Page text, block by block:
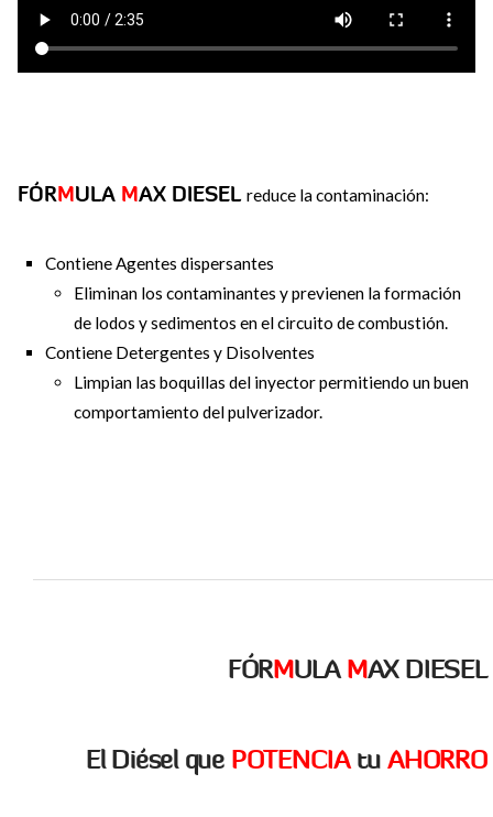
FÓRMULA MAX DIESEL reduce la contaminación:
Contiene Agentes dispersantes
Eliminan los contaminantes y previenen la formación
de lodos y sedimentos en el circuito de combustión.
Contiene Detergentes y Disolventes
Limpian las boquillas del inyector permitiendo un buen
comportamiento del pulverizador.
FÓRMULA MAX DIESEL
El Diésel que POTENCIAtuAHORRO